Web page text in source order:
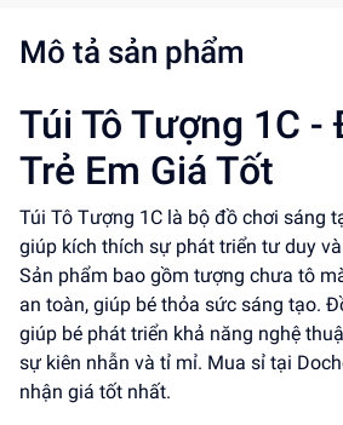
Mô tả sản phẩm
Túi Tô Tượng 1C -
Trẻ Em Giá Tốt
Túi Tô Tượng 1C là bộ đồ chơi sáng
giúp kích thích sự phát triển tư duy
Sản phẩm bao gồm tượng chưa tô
an toàn, giúp bé thỏa sức sáng tạo.
giúp bé phát triển khả năng nghệ
sự kiên nhẫn và tỉ mỉ. Mua sỉ tại
nhận giá tốt nhất.